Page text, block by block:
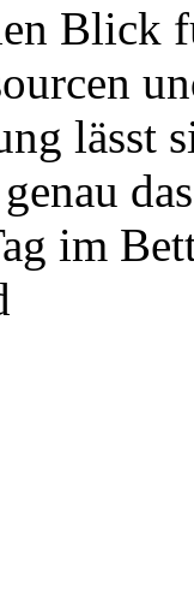
Blick
lässt
im